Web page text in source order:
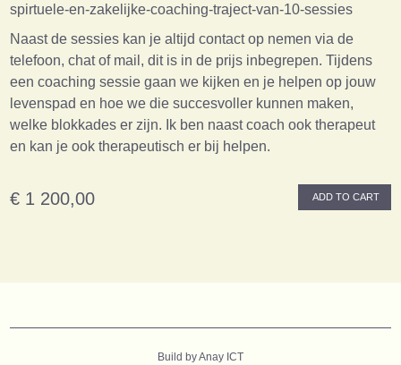
spirtuele-en-zakelijke-coaching-traject-van-10-sessies
Naast de sessies kan je altijd contact op nemen via de
telefoon, chat of mail, dit is in de prijs inbegrepen. Tijdens
een coaching sessie gaan we kijken en je helpen op jouw
levenspad en hoe we die succesvoller kunnen maken,
welke blokkades er zijn. Ik ben naast coach ook therapeut
en kan je ook therapeutisch er bij helpen.
€ 1 200,00 ADD TO CART
Build by Anay ICT